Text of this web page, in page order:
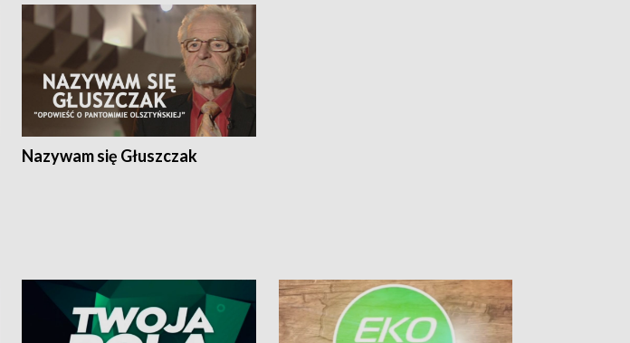
Nazywam się Głuszczak